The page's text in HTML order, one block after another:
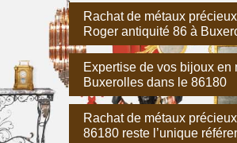
Rachat de métaux
Roger antiquité 86 à
Expertise de vos bijoux
Buxerolles dans le 86180
Rachat de métaux
86180 reste l’unique